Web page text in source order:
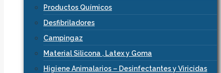
Productos Químicos
Desfibriladores
Campingaz
Material Silicona , Latex y Goma
Higiene Animalarios – Desinfectantes y Viricidas